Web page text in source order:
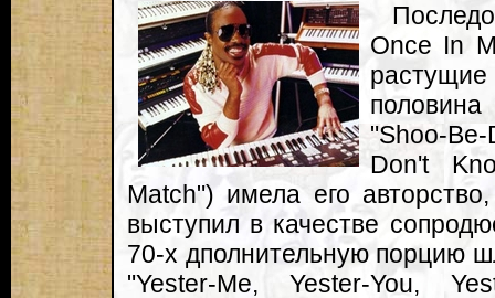
Once In
"Shoo-
Don't
Match") имела его
выступил в качестве
70-х дполнительную порцию
"Yester-Me, Yester-You,